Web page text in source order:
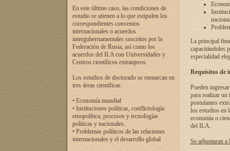
En este último caso, las condiciones de
estudio se atienen a lo que estipulen los
correspondientes convenios
internacionales o acuerdos
intergubernamentales suscritos por la
Federación de Rusia, así como los
acuerdos del ILA con Universidades y
Centros científicos extranjeros.
Los estudios de doctorado se enmarcan en
tres áreas científicas:
• Economía mundial
• Instituciones políticas, conflictología
etnopolítica, procesos y tecnologías
políticas y nacionales.
• Problemas políticos de las relaciones
internacionales y el desarrollo global
La principal
capacitándoles
especialidad
Requisitos de
Pueden
para realizar un
postulantes
los estudios en
economía o
del ILA.
Se adjuntaran a